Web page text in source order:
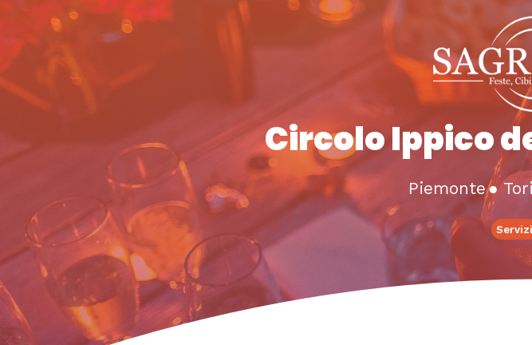
Circolo Ippico
Piemonte●
Servizi